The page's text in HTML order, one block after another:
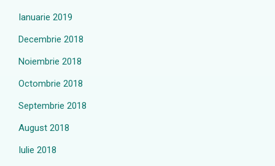
Ianuarie 2019
Decembrie 2018
Noiembrie 2018
Octombrie 2018
Septembrie 2018
August 2018
Iulie 2018